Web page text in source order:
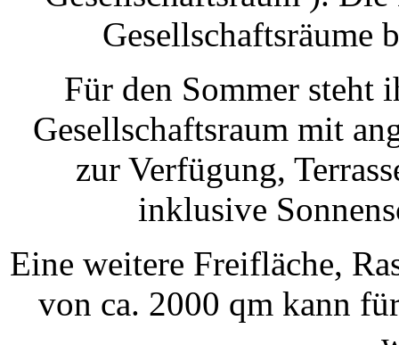
Gesellschaftsräume
Für den Sommer steht
Gesellschaftsraum mit
zur Verfügung,
inklusive
Eine weitere Freifläche,
von ca. 2000 qm kann